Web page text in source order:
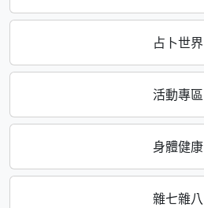
占卜世界
活動專區
身體健康
雜七雜八